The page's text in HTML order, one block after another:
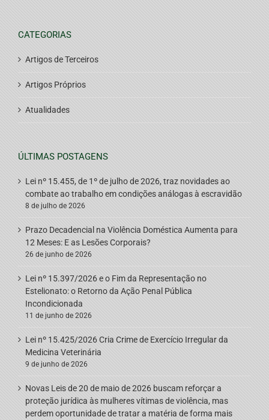
CATEGORIAS
Artigos de Terceiros
Artigos Próprios
Atualidades
ÚLTIMAS POSTAGENS
Lei nº 15.455, de 1º de julho de 2026, traz novidades ao
combate ao trabalho em condições análogas à escravidão
8 de julho de 2026
Prazo Decadencial na Violência Doméstica Aumenta para
12 Meses: E as Lesões Corporais?
26 de junho de 2026
Lei nº 15.397/2026 e o Fim da Representação no
Estelionato: o Retorno da Ação Penal Pública
Incondicionada
11 de junho de 2026
Lei nº 15.425/2026 Cria Crime de Exercício Irregular da
Medicina Veterinária
9 de junho de 2026
Novas Leis de 20 de maio de 2026 buscam reforçar a
proteção jurídica às mulheres vítimas de violência, mas
perdem oportunidade de tratar a matéria de forma mais